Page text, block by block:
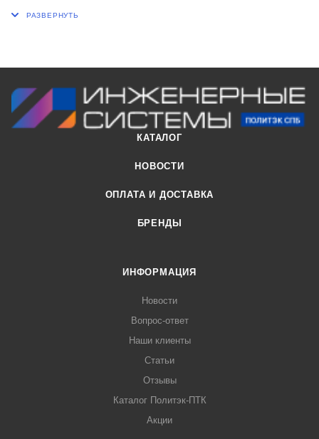
КАТАЛОГ
НОВОСТИ
ОПЛАТА И ДОСТАВКА
БРЕНДЫ
ИНФОРМАЦИЯ
Новости
Вопрос-ответ
Наши клиенты
Статьи
Отзывы
Каталог Политэк-ПТК
Акции